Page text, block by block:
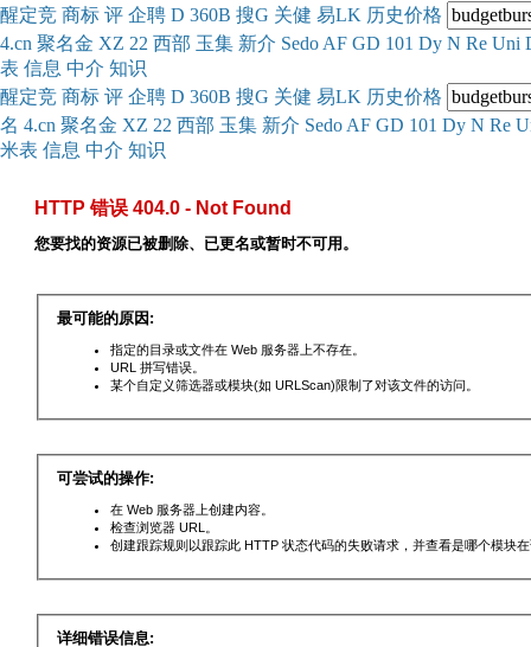
醒定竞 商标 评 企聘 D 360B 搜G 关健 易LK 历史价格
4.cn 聚名金 XZ 22 西部 玉集 新介 Sedo AF GD 101 Dy N Re Uni
表 信息 中介 知识